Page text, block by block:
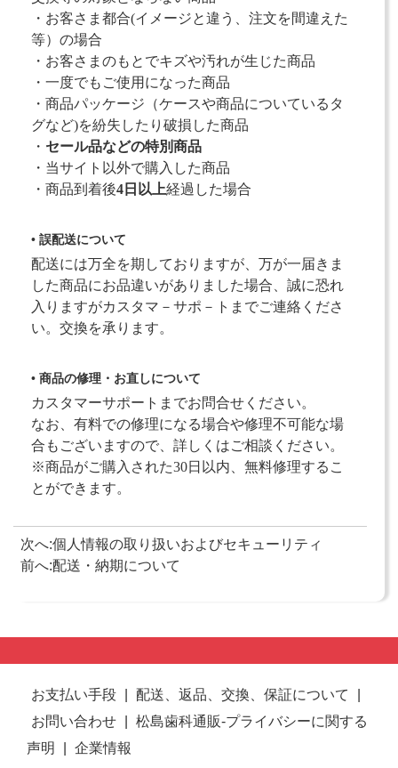
・お客さま都合(イメージと違う、注文を間違えた
等）の場合
・お客さまのもとでキズや汚れが生じた商品
・一度でもご使用になった商品
・商品パッケージ（ケースや商品についているタ
グなど)を紛失したり破損した商品
・ セール品などの特別商品
・当サイト以外で購入した商品
・商品到着後4日以上経過した場合
• 誤配送について
配送には万全を期しておりますが、万が一届きま
した商品にお品違いがありました場合、誠に恐れ
入りますがカスタマ－サポ－トまでご連絡くださ
い。交換を承ります。
• 商品の修理・お直しについて
カスタマーサポートまでお問合せください。
なお、有料での修理になる場合や修理不可能な場
合もございますので、詳しくはご相談ください。
※商品がご購入された30日以内、無料修理するこ
とができます。
次へ:個人情報の取り扱いおよびセキューリティ
前へ:配送・納期について
お支払い手段 配送、返品、交換、保証について
お問い合わせ
松島歯科通販-プライバシーに関する
声明
企業情報